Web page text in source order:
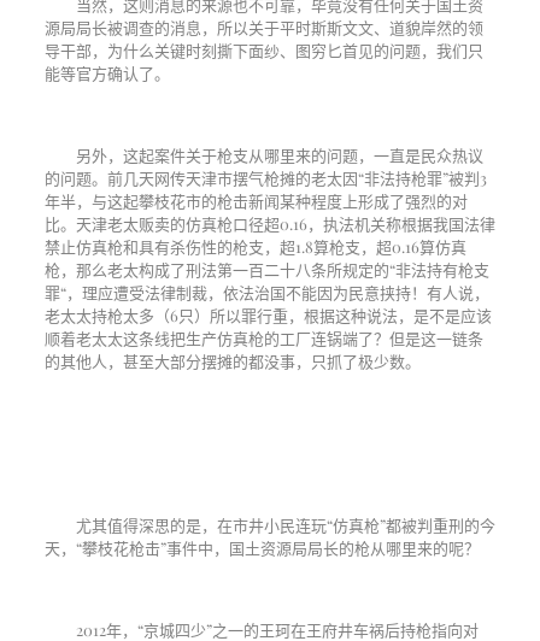
当然，这则消息的来源也不可靠，毕竟没有任何关于国土资
源局局长被调查的消息，所以关于平时斯斯文文、道貌岸然的领
导干部，为什么关键时刻撕下面纱、图穷匕首见的问题，我们只
能等官方确认了。
另外，这起案件关于枪支从哪里来的问题，一直是民众热议
的问题。前几天网传天津市摆气枪摊的老太因“非法持枪罪”被判3
年半，与这起攀枝花市的枪击新闻某种程度上形成了强烈的对
比。天津老太贩卖的仿真枪口径超0.16，执法机关称根据我国法律
禁止仿真枪和具有杀伤性的枪支，超1.8算枪支，超0.16算仿真
枪，那么老太构成了刑法第一百二十八条所规定的“非法持有枪支
罪“，理应遭受法律制裁，依法治国不能因为民意挟持！有人说，
老太太持枪太多（6只）所以罪行重，根据这种说法，是不是应该
顺着老太太这条线把生产仿真枪的工厂连锅端了？但是这一链条
的其他人，甚至大部分摆摊的都没事，只抓了极少数。
尤其值得深思的是，在市井小民连玩“仿真枪”都被判重刑的今
天，“攀枝花枪击”事件中，国土资源局局长的枪从哪里来的呢？
2012年，“京城四少”之一的王珂在王府井车祸后持枪指向对